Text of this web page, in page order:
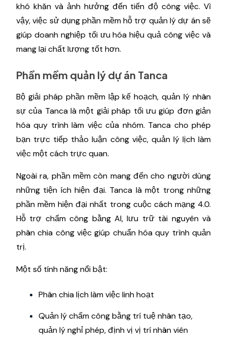
khó khăn và ảnh hưởng đến tiến độ công việc. Vì
vậy, việc sử dụng phần mềm hỗ trợ quản lý dự án sẽ
giúp doanh nghiệp tối ưu hóa hiệu quả công việc và
mang lại chất lượng tốt hơn.
Phần mềm quản lý dự án Tanca
Bộ giải pháp phần mềm lập kế hoạch, quản lý nhân
sự của Tanca là một giải pháp tối ưu giúp đơn giản
hóa quy trình làm việc của nhóm. Tanca cho phép
bạn trực tiếp thảo luận công việc, quản lý lịch làm
việc một cách trực quan.
Ngoài ra, phần mềm còn mang đến cho người dùng
những tiện ích hiện đại. Tanca là một trong những
phần mềm hiện đại nhất trong cuộc cách mạng 4.0.
Hỗ trợ chấm công bằng AI, lưu trữ tài nguyên và
phân chia công việc giúp chuẩn hóa quy trình quản
trị.
Một số tính năng nổi bật:
Phân chia lịch làm việc linh hoạt
Quản lý chấm công bằng trí tuệ nhân tạo,
quản lý nghỉ phép, định vị vị trí nhân viên